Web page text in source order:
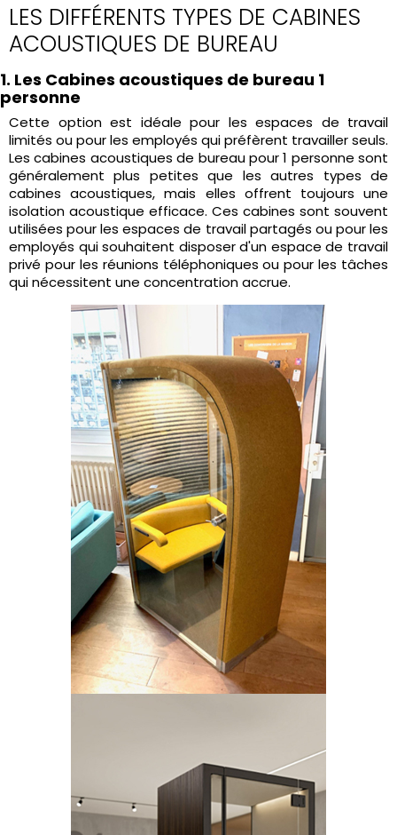
LES DIFFÉRENTS TYPES DE CABINES
ACOUSTIQUES DE BUREAU
1. Les Cabines acoustiques de bureau 1
personne
Cette option est idéale pour les espaces de travail
limités ou pour les employés qui préfèrent travailler seuls.
Les cabines acoustiques de bureau pour 1 personne sont
généralement plus petites que les autres types de
cabines acoustiques, mais elles offrent toujours une
isolation acoustique efficace. Ces cabines sont souvent
utilisées pour les espaces de travail partagés ou pour les
employés qui souhaitent disposer d'un espace de travail
privé pour les réunions téléphoniques ou pour les tâches
qui nécessitent une concentration accrue.